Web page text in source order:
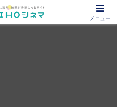
の映画図書館『MIHOシネマ』
メニュー